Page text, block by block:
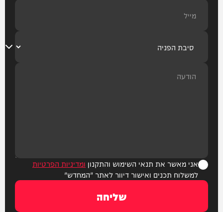
אני מאשר את תנאי השימוש והתקנון ומדיניות הפרטיות
למשלוח תכנים ואישור דיוור לאתר "המחדש"
שליחה